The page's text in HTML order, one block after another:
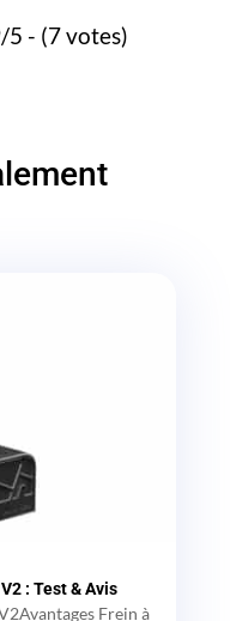
5 - (7 votes)
: Test & Avis
Frein à